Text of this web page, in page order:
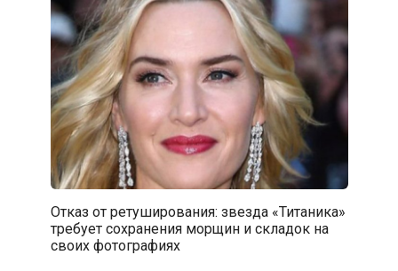
Отказ от ретуширования: звезда «Титаника»
требует сохранения морщин и складок на
своих фотографиях